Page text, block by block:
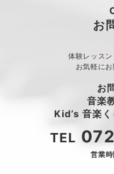
お
体験レッス
お気軽に
お
音楽
Kid’s 音楽
TEL
営業時